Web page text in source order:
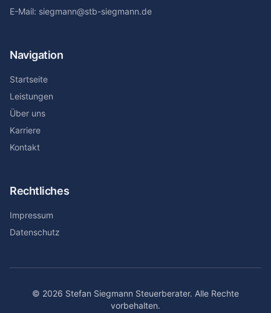
E-Mail: siegmann@stb-siegmann.de
Navigation
Startseite
Leistungen
Über uns
Karriere
Kontakt
Rechtliches
Impressum
Datenschutz
© 2026 Stefan Siegmann Steuerberater. Alle Rechte
vorbehalten.